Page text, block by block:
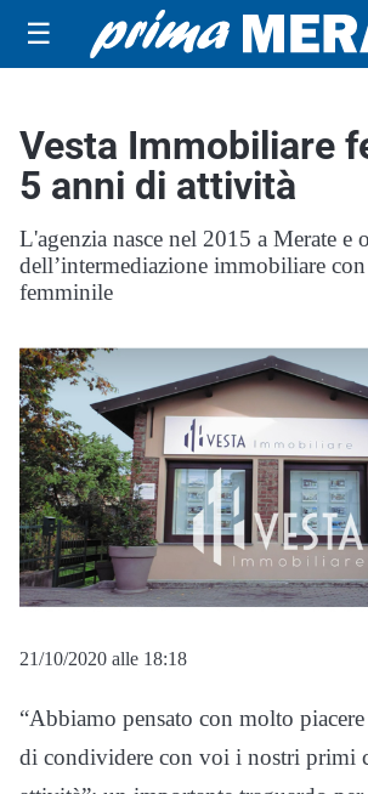
☰
Vesta Immobiliare
5 anni di attività
L'agenzia nasce nel 2015 a Merate e
dell’intermediazione immobiliare
femminile
21/10/2020 alle 18:18
“Abbiamo pensato con molto
di condividere con voi i nostri primi